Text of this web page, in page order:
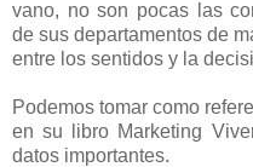
vano, no son pocas las
de sus departamentos de
entre los sentidos y la
Podemos tomar como
en su libro Marketing
datos importantes.